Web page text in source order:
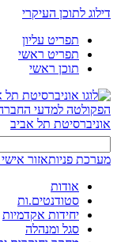
דילוג לתוכן העיקרי
תפריט עליון
תפריט ראשי
תוכן ראשי
הפקולטה למדעי
אוניברסיטת תל אביב
מערכת פניותאזור
אודות
סטודנטים.ות
יחידות אקדמיות
סגל ומנהלה